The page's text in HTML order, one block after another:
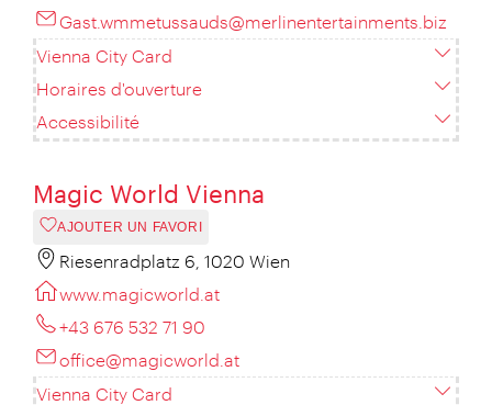
Gast.wmmetussauds@merlinentertainments.biz
Vienna City Card
Horaires d'ouverture
Accessibilité
Magic World Vienna
AJOUTER UN FAVORI
Riesenradplatz 6, 1020 Wien
www.magicworld.at
+43 676 532 71 90
office@magicworld.at
Vienna City Card